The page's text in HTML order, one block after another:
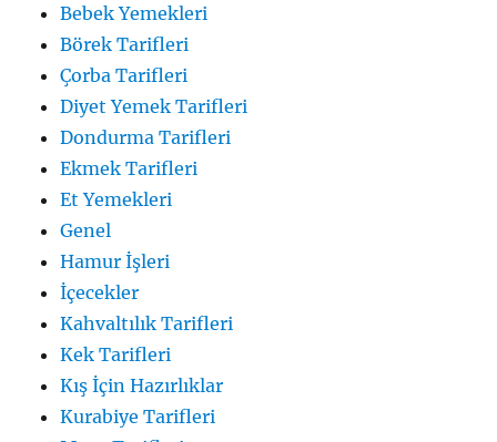
Bebek Yemekleri
Börek Tarifleri
Çorba Tarifleri
Diyet Yemek Tarifleri
Dondurma Tarifleri
Ekmek Tarifleri
Et Yemekleri
Genel
Hamur İşleri
İçecekler
Kahvaltılık Tarifleri
Kek Tarifleri
Kış İçin Hazırlıklar
Kurabiye Tarifleri